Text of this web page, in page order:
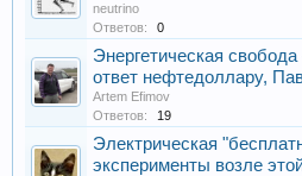
neutrino
Ответов:
0
Энергетическая
ответ нефтедоллару,
Artem Efimov
Ответов:
19
Электрическая
эксперименты возле